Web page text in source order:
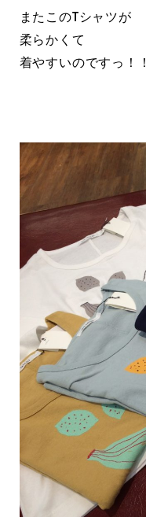
またこのTシャツが
柔らかくて
着やすいのですっ！！